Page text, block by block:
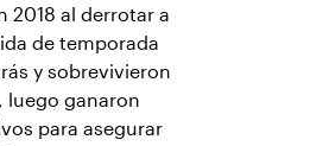
2018 al derrotar a
de temporada
y sobrevivieron
luego ganaron
para asegurar